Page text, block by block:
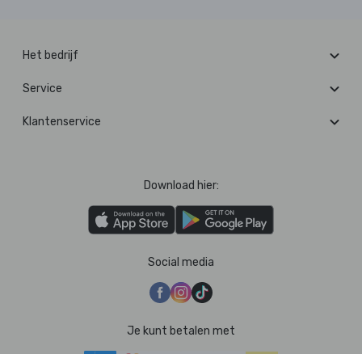
Het bedrijf
Service
Klantenservice
Download hier:
Social media
Je kunt betalen met